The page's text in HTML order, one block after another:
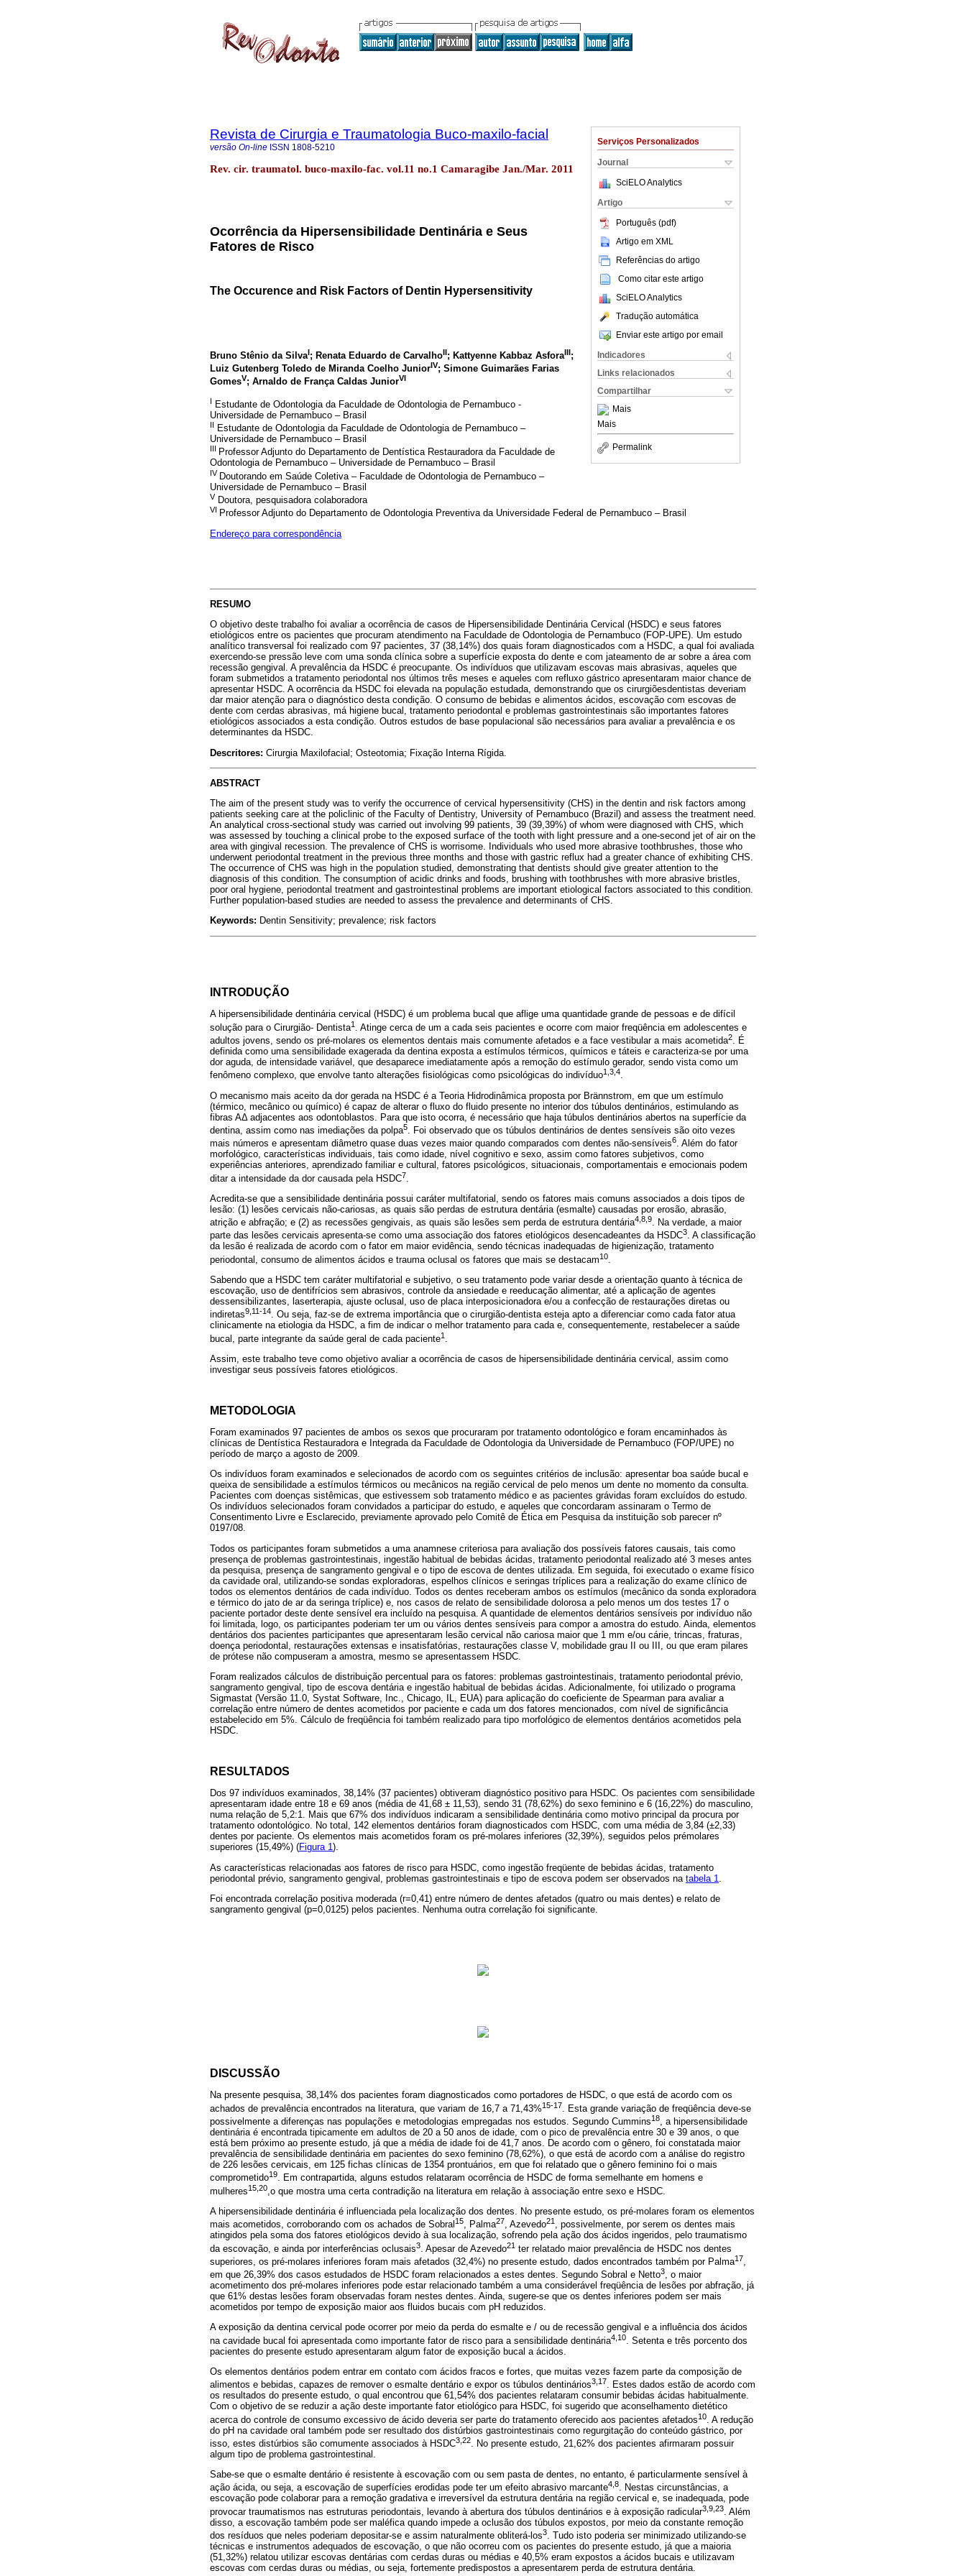
Serviços Personalizados
Journal
SciELO Analytics
Artigo
Português (pdf)
Artigo em XML
Referências do artigo
Como citar este artigo
SciELO Analytics
Tradução automática
Enviar este artigo por email
Indicadores
Links relacionados
Compartilhar
Mais
Mais
Permalink
Revista de Cirurgia e Traumatologia Buco-maxilo-facial
versão On-line ISSN 1808-5210
Rev. cir. traumatol. buco-maxilo-fac. vol.11 no.1 Camaragibe Jan./Mar. 2011
Ocorrência da Hipersensibilidade Dentinária e Seus
Fatores de Risco
The Occurence and Risk Factors of Dentin Hypersensitivity
Bruno Stênio da SilvaI; Renata Eduardo de CarvalhoII; Kattyenne Kabbaz AsforaIII;
Luiz Gutenberg Toledo de Miranda Coelho JuniorIV; Simone Guimarães Farias
GomesV; Arnaldo de França Caldas JuniorVI
I Estudante de Odontologia da Faculdade de Odontologia de Pernambuco -
Universidade de Pernambuco – Brasil
II Estudante de Odontologia da Faculdade de Odontologia de Pernambuco –
Universidade de Pernambuco – Brasil
III Professor Adjunto do Departamento de Dentística Restauradora da Faculdade de
Odontologia de Pernambuco – Universidade de Pernambuco – Brasil
IV Doutorando em Saúde Coletiva – Faculdade de Odontologia de Pernambuco –
Universidade de Pernambuco – Brasil
V Doutora, pesquisadora colaboradora
VI Professor Adjunto do Departamento de Odontologia Preventiva da Universidade Federal de Pernambuco – Brasil
Endereço para correspondência
RESUMO
O objetivo deste trabalho foi avaliar a ocorrência de casos de Hipersensibilidade Dentinária Cervical (HSDC) e seus fatores
etiológicos entre os pacientes que procuram atendimento na Faculdade de Odontologia de Pernambuco (FOP-UPE). Um estudo
analítico transversal foi realizado com 97 pacientes, 37 (38,14%) dos quais foram diagnosticados com a HSDC, a qual foi avaliada
exercendo-se pressão leve com uma sonda clínica sobre a superfície exposta do dente e com jateamento de ar sobre a área com
recessão gengival. A prevalência da HSDC é preocupante. Os indivíduos que utilizavam escovas mais abrasivas, aqueles que
foram submetidos a tratamento periodontal nos últimos três meses e aqueles com refluxo gástrico apresentaram maior chance de
apresentar HSDC. A ocorrência da HSDC foi elevada na população estudada, demonstrando que os cirurgiõesdentistas deveriam
dar maior atenção para o diagnóstico desta condição. O consumo de bebidas e alimentos ácidos, escovação com escovas de
dente com cerdas abrasivas, má higiene bucal, tratamento periodontal e problemas gastrointestinais são importantes fatores
etiológicos associados a esta condição. Outros estudos de base populacional são necessários para avaliar a prevalência e os
determinantes da HSDC.
Descritores: Cirurgia Maxilofacial; Osteotomia; Fixação Interna Rígida.
ABSTRACT
The aim of the present study was to verify the occurrence of cervical hypersensitivity (CHS) in the dentin and risk factors among
patients seeking care at the policlinic of the Faculty of Dentistry, University of Pernambuco (Brazil) and assess the treatment need.
An analytical cross-sectional study was carried out involving 99 patients, 39 (39,39%) of whom were diagnosed with CHS, which
was assessed by touching a clinical probe to the exposed surface of the tooth with light pressure and a one-second jet of air on the
area with gingival recession. The prevalence of CHS is worrisome. Individuals who used more abrasive toothbrushes, those who
underwent periodontal treatment in the previous three months and those with gastric reflux had a greater chance of exhibiting CHS.
The occurrence of CHS was high in the population studied, demonstrating that dentists should give greater attention to the
diagnosis of this condition. The consumption of acidic drinks and foods, brushing with toothbrushes with more abrasive bristles,
poor oral hygiene, periodontal treatment and gastrointestinal problems are important etiological factors associated to this condition.
Further population-based studies are needed to assess the prevalence and determinants of CHS.
Keywords: Dentin Sensitivity; prevalence; risk factors
INTRODUÇÃO
A hipersensibilidade dentinária cervical (HSDC) é um problema bucal que aflige uma quantidade grande de pessoas e de difícil
solução para o Cirurgião- Dentista1
. Atinge cerca de um a cada seis pacientes e ocorre com maior freqüência em adolescentes e
adultos jovens, sendo os pré-molares os elementos dentais mais comumente afetados e a face vestibular a mais acometida2. É
definida como uma sensibilidade exagerada da dentina exposta a estímulos térmicos, químicos e táteis e caracteriza-se por uma
dor aguda, de intensidade variável, que desaparece imediatamente após a remoção do estímulo gerador, sendo vista como um
fenômeno complexo, que envolve tanto alterações fisiológicas como psicológicas do indivíduo1,3,4.
O mecanismo mais aceito da dor gerada na HSDC é a Teoria Hidrodinâmica proposta por Brännstrom, em que um estímulo
(térmico, mecânico ou químico) é capaz de alterar o fluxo do fluido presente no interior dos túbulos dentinários, estimulando as
fibras AΔ adjacentes aos odontoblastos. Para que isto ocorra, é necessário que haja túbulos dentinários abertos na superfície da
dentina, assim como nas imediações da polpa5
. Foi observado que os túbulos dentinários de dentes sensíveis são oito vezes
mais números e apresentam diâmetro quase duas vezes maior quando comparados com dentes não-sensíveis6. Além do fator
morfológico, características individuais, tais como idade, nível cognitivo e sexo, assim como fatores subjetivos, como
experiências anteriores, aprendizado familiar e cultural, fatores psicológicos, situacionais, comportamentais e emocionais podem
ditar a intensidade da dor causada pela HSDC7
Acredita-se que a sensibilidade dentinária possui caráter multifatorial, sendo os fatores mais comuns associados a dois tipos de
lesão: (1) lesões cervicais não-cariosas, as quais são perdas de estrutura dentária (esmalte) causadas por erosão, abrasão,
atrição e abfração; e (2) as recessões gengivais, as quais são lesões sem perda de estrutura dentária4,8,9. Na verdade, a maior
parte das lesões cervicais apresenta-se como uma associação dos fatores etiológicos desencadeantes da HSDC3. A classificação
da lesão é realizada de acordo com o fator em maior evidência, sendo técnicas inadequadas de higienização, tratamento
periodontal, consumo de alimentos ácidos e trauma oclusal os fatores que mais se destacam10
Sabendo que a HSDC tem caráter multifatorial e subjetivo, o seu tratamento pode variar desde a orientação quanto à técnica de
escovação, uso de dentifrícios sem abrasivos, controle da ansiedade e reeducação alimentar, até a aplicação de agentes
dessensibilizantes, laserterapia, ajuste oclusal, uso de placa interposicionadora e/ou a confecção de restaurações diretas ou
indiretas9,11-14. Ou seja, faz-se de extrema importância que o cirurgião-dentista esteja apto a diferenciar como cada fator atua
clinicamente na etiologia da HSDC, a fim de indicar o melhor tratamento para cada e, consequentemente, restabelecer a saúde
bucal, parte integrante da saúde geral de cada paciente1
Assim, este trabalho teve como objetivo avaliar a ocorrência de casos de hipersensibilidade dentinária cervical, assim como
investigar seus possíveis fatores etiológicos.
METODOLOGIA
Foram examinados 97 pacientes de ambos os sexos que procuraram por tratamento odontológico e foram encaminhados às
clínicas de Dentística Restauradora e Integrada da Faculdade de Odontologia da Universidade de Pernambuco (FOP/UPE) no
período de março a agosto de 2009.
Os indivíduos foram examinados e selecionados de acordo com os seguintes critérios de inclusão: apresentar boa saúde bucal e
queixa de sensibilidade a estímulos térmicos ou mecânicos na região cervical de pelo menos um dente no momento da consulta.
Pacientes com doenças sistêmicas, que estivessem sob tratamento médico e as pacientes grávidas foram excluídos do estudo.
Os indivíduos selecionados foram convidados a participar do estudo, e aqueles que concordaram assinaram o Termo de
Consentimento Livre e Esclarecido, previamente aprovado pelo Comitê de Ética em Pesquisa da instituição sob parecer nº
0197/08.
Todos os participantes foram submetidos a uma anamnese criteriosa para avaliação dos possíveis fatores causais, tais como
presença de problemas gastrointestinais, ingestão habitual de bebidas ácidas, tratamento periodontal realizado até 3 meses antes
da pesquisa, presença de sangramento gengival e o tipo de escova de dentes utilizada. Em seguida, foi executado o exame físico
da cavidade oral, utilizando-se sondas exploradoras, espelhos clínicos e seringas tríplices para a realização do exame clínico de
todos os elementos dentários de cada indivíduo. Todos os dentes receberam ambos os estímulos (mecânico da sonda exploradora
e térmico do jato de ar da seringa tríplice) e, nos casos de relato de sensibilidade dolorosa a pelo menos um dos testes 17 o
paciente portador deste dente sensível era incluído na pesquisa. A quantidade de elementos dentários sensíveis por indivíduo não
foi limitada, logo, os participantes poderiam ter um ou vários dentes sensíveis para compor a amostra do estudo. Ainda, elementos
dentários dos pacientes participantes que apresentaram lesão cervical não cariosa maior que 1 mm e/ou cárie, trincas, fraturas,
doença periodontal, restaurações extensas e insatisfatórias, restaurações classe V, mobilidade grau II ou III, ou que eram pilares
de prótese não compuseram a amostra, mesmo se apresentassem HSDC.
Foram realizados cálculos de distribuição percentual para os fatores: problemas gastrointestinais, tratamento periodontal prévio,
sangramento gengival, tipo de escova dentária e ingestão habitual de bebidas ácidas. Adicionalmente, foi utilizado o programa
Sigmastat (Versão 11.0, Systat Software, Inc., Chicago, IL, EUA) para aplicação do coeficiente de Spearman para avaliar a
correlação entre número de dentes acometidos por paciente e cada um dos fatores mencionados, com nível de significância
estabelecido em 5%. Cálculo de freqüência foi também realizado para tipo morfológico de elementos dentários acometidos pela
HSDC.
RESULTADOS
Dos 97 indivíduos examinados, 38,14% (37 pacientes) obtiveram diagnóstico positivo para HSDC. Os pacientes com sensibilidade
apresentaram idade entre 18 e 69 anos (média de 41,68 ± 11,53), sendo 31 (78,62%) do sexo feminino e 6 (16,22%) do masculino,
numa relação de 5,2:1. Mais que 67% dos indivíduos indicaram a sensibilidade dentinária como motivo principal da procura por
tratamento odontológico. No total, 142 elementos dentários foram diagnosticados com HSDC, com uma média de 3,84 (±2,33)
dentes por paciente. Os elementos mais acometidos foram os pré-molares inferiores (32,39%), seguidos pelos prémolares
superiores (15,49%) (Figura 1).
As características relacionadas aos fatores de risco para HSDC, como ingestão freqüente de bebidas ácidas, tratamento
periodontal prévio, sangramento gengival, problemas gastrointestinais e tipo de escova podem ser observados na tabela 1
Foi encontrada correlação positiva moderada (r=0,41) entre número de dentes afetados (quatro ou mais dentes) e relato de
sangramento gengival (p=0,0125) pelos pacientes. Nenhuma outra correlação foi significante.
DISCUSSÃO
Na presente pesquisa, 38,14% dos pacientes foram diagnosticados como portadores de HSDC, o que está de acordo com os
achados de prevalência encontrados na literatura, que variam de 16,7 a 71,43%15-17
. Esta grande variação de freqüência deve-se
possivelmente a diferenças nas populações e metodologias empregadas nos estudos. Segundo Cummins18, a hipersensibilidade
dentinária é encontrada tipicamente em adultos de 20 a 50 anos de idade, com o pico de prevalência entre 30 e 39 anos, o que
está bem próximo ao presente estudo, já que a média de idade foi de 41,7 anos. De acordo com o gênero, foi constatada maior
prevalência de sensibilidade dentinária em pacientes do sexo feminino (78,62%), o que está de acordo com a análise do registro
de 226 lesões cervicais, em 125 fichas clínicas de 1354 prontuários, em que foi relatado que o gênero feminino foi o mais
comprometido19. Em contrapartida, alguns estudos relataram ocorrência de HSDC de forma semelhante em homens e
mulheres15,20 ,o que mostra uma certa contradição na literatura em relação à associação entre sexo e HSDC.
A hipersensibilidade dentinária é influenciada pela localização dos dentes. No presente estudo, os pré-molares foram os elementos
mais acometidos, corroborando com os achados de Sobral 15, Palma27, Azevedo21 , possivelmente, por serem os dentes mais
atingidos pela soma dos fatores etiológicos devido à sua localização, sofrendo pela ação dos ácidos ingeridos, pelo traumatismo
da escovação, e ainda por interferências oclusais3 . Apesar de Azevedo21 ter relatado maior prevalência de HSDC nos dentes
superiores, os pré-molares inferiores foram mais afetados (32,4%) no presente estudo, dados encontrados também por Palma17
em que 26,39% dos casos estudados de HSDC foram relacionados a estes dentes. Segundo Sobral e Netto3, o maior
acometimento dos pré-molares inferiores pode estar relacionado também a uma considerável freqüência de lesões por abfração, já
que 61% destas lesões foram observadas foram nestes dentes. Ainda, sugere-se que os dentes inferiores podem ser mais
acometidos por tempo de exposição maior aos fluidos bucais com pH reduzidos.
A exposição da dentina cervical pode ocorrer por meio da perda do esmalte e / ou de recessão gengival e a influência dos ácidos
na cavidade bucal foi apresentada como importante fator de risco para a sensibilidade dentinária4,10
. Setenta e três porcento dos
pacientes do presente estudo apresentaram algum fator de exposição bucal a ácidos.
Os elementos dentários podem entrar em contato com ácidos fracos e fortes, que muitas vezes fazem parte da composição de
alimentos e bebidas, capazes de remover o esmalte dentário e expor os túbulos dentinários3,17. Estes dados estão de acordo com
os resultados do presente estudo, o qual encontrou que 61,54% dos pacientes relataram consumir bebidas ácidas habitualmente.
Com o objetivo de se reduzir a ação deste importante fator etiológico para HSDC, foi sugerido que aconselhamento dietético
acerca do controle de consumo excessivo de ácido deveria ser parte do tratamento oferecido aos pacientes afetados10 . A redução
do pH na cavidade oral também pode ser resultado dos distúrbios gastrointestinais como regurgitação do conteúdo gástrico, por
isso, estes distúrbios são comumente associados à HSDC3,22
. No presente estudo, 21,62% dos pacientes afirmaram possuir
algum tipo de problema gastrointestinal.
Sabe-se que o esmalte dentário é resistente à escovação com ou sem pasta de dentes, no entanto, é particularmente sensível à
ação ácida, ou seja, a escovação de superfícies erodidas pode ter um efeito abrasivo marcante4,8. Nestas circunstâncias, a
escovação pode colaborar para a remoção gradativa e irreversível da estrutura dentária na região cervical e, se inadequada, pode
provocar traumatismos nas estruturas periodontais, levando à abertura dos túbulos dentinários e à exposição radicular3,9,23 . Além
disso, a escovação também pode ser maléfica quando impede a oclusão dos túbulos expostos, por meio da constante remoção
dos resíduos que neles poderiam depositar-se e assim naturalmente obliterá-los3. Tudo isto poderia ser minimizado utilizando-se
técnicas e instrumentos adequados de escovação, o que não ocorreu com os pacientes do presente estudo, já que a maioria
(51,32%) relatou utilizar escovas dentárias com cerdas duras ou médias e 40,5% eram expostos a ácidos bucais e utilizavam
escovas com cerdas duras ou médias, ou seja, fortemente predispostos a apresentarem perda de estrutura dentária.